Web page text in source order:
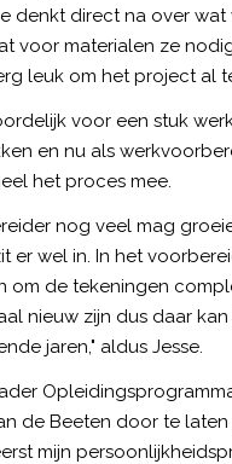
denkt direct na over
voor materialen ze
leuk om het project al
voor een stuk
en nu als
het proces mee.
nog veel mag
er wel in. In het
om de tekeningen
nieuw zijn dus daar
jaren," aldus Jesse.
de Beeten door te
mijn